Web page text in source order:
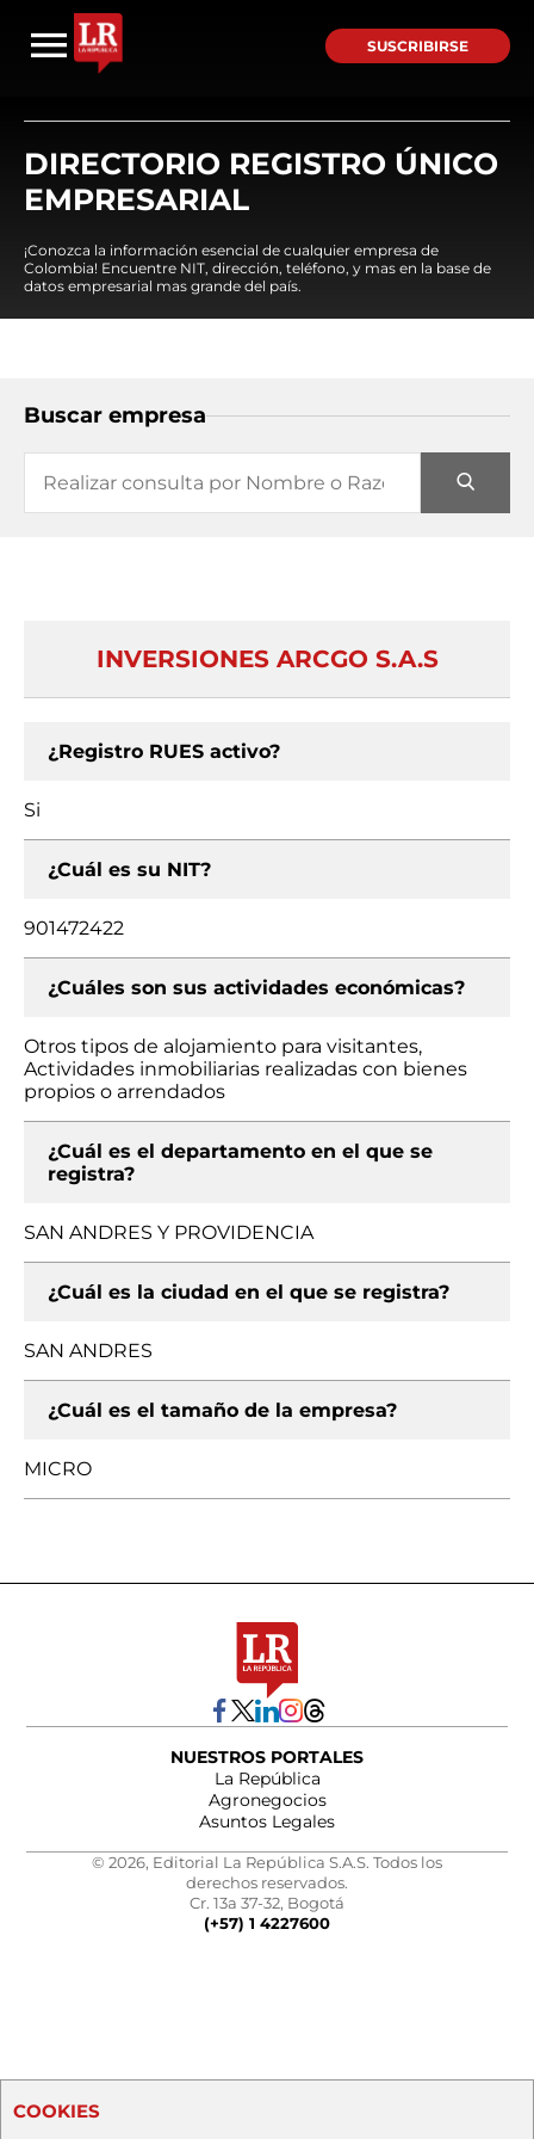
SUSCRIBIRSE
DIRECTORIO REGISTRO ÚNICO
EMPRESARIAL
¡Conozca la información esencial de cualquier empresa de
Colombia! Encuentre NIT, dirección, teléfono, y mas en la base de
datos empresarial mas grande del país.
Buscar empresa
INVERSIONES ARCGO S.A.S
¿Registro RUES activo?
Si
¿Cuál es su NIT?
901472422
¿Cuáles son sus actividades económicas?
Otros tipos de alojamiento para visitantes,
Actividades inmobiliarias realizadas con bienes
propios o arrendados
¿Cuál es el departamento en el que se
registra?
SAN ANDRES Y PROVIDENCIA
¿Cuál es la ciudad en el que se registra?
SAN ANDRES
¿Cuál es el tamaño de la empresa?
MICRO
NUESTROS PORTALES
La República
Agronegocios
Asuntos Legales
© 2026, Editorial La República S.A.S. Todos los
derechos reservados.
Cr. 13a 37-32, Bogotá
(+57) 1 4227600
COOKIES